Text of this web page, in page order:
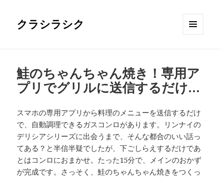
クラシラシク
鮭のちゃんちゃん焼き！専用ア
プリでグリルに送信するだけ…
スマホの専用アプリから料理のメニューを送信するだけ
で、自動調理できるガスコンロがあります。リンナイの
デリシアシリーズに出会うまで、そんな都合のいい話っ
てある？と半信半疑でしたが、下ごしらえするだけであ
とはコンロにおまかせ。たった15分で、メインのおかず
が完成です。さっそく、鮭のちゃんちゃん焼きをつくっ